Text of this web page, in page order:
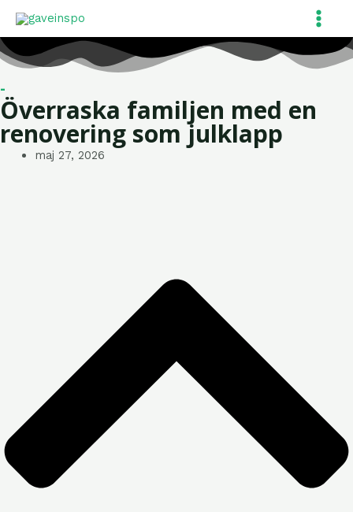
indholdet
Main
Menu
-
Överraska familjen med en
renovering som julklapp
maj 27, 2026
navigation